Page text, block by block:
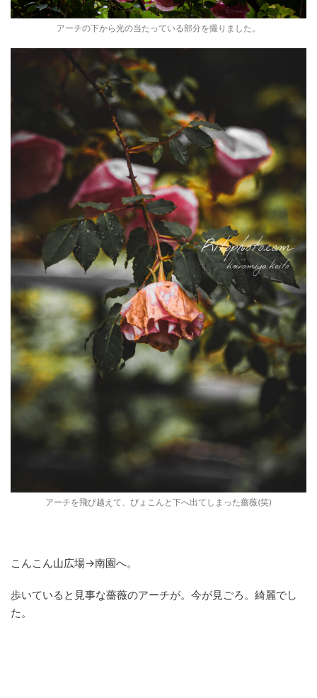
アーチの下から光の当たっている部分を撮りました。
アーチを飛び越えて、ぴょこんと下へ出てしまった薔薇(笑)
こんこん山広場→南園へ。
歩いていると見事な薔薇のアーチが。今が見ごろ。綺麗でし
た。